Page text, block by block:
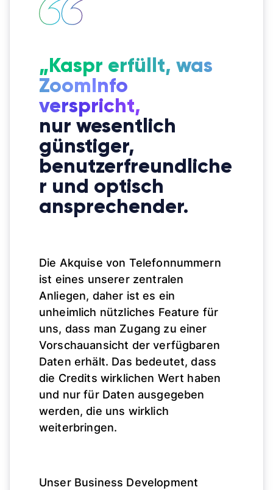
„Kaspr erfüllt, was
ZoomInfo
verspricht,
nur wesentlich
günstiger,
benutzerfreundliche
r und optisch
ansprechender.
Die Akquise von Telefonnummern
ist eines unserer zentralen
Anliegen, daher ist es ein
unheimlich nützliches Feature für
uns, dass man Zugang zu einer
Vorschauansicht der verfügbaren
Daten erhält. Das bedeutet, dass
die Credits wirklichen Wert haben
und nur für Daten ausgegeben
werden, die uns wirklich
weiterbringen.
Unser Business Development